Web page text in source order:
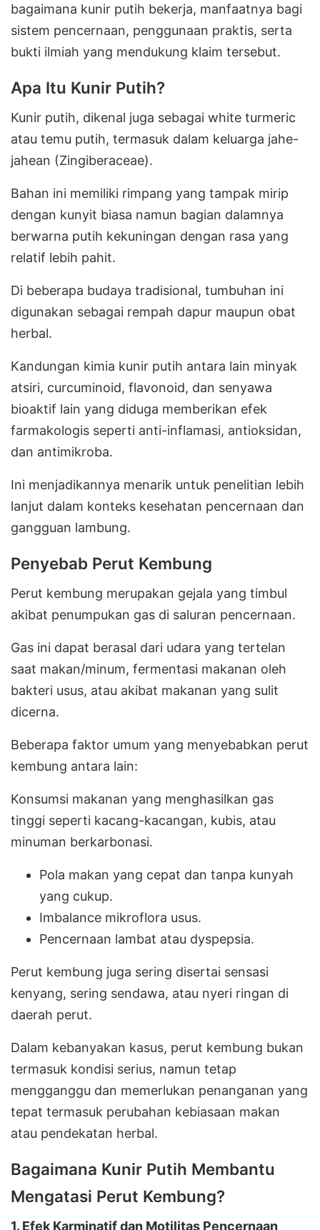
bagaimana kunir putih bekerja, manfaatnya bagi
sistem pencernaan, penggunaan praktis, serta
bukti ilmiah yang mendukung klaim tersebut.
Apa Itu Kunir Putih?
Kunir putih, dikenal juga sebagai white turmeric
atau temu putih, termasuk dalam keluarga jahe-
jahean (Zingiberaceae).
Bahan ini memiliki rimpang yang tampak mirip
dengan kunyit biasa namun bagian dalamnya
berwarna putih kekuningan dengan rasa yang
relatif lebih pahit.
Di beberapa budaya tradisional, tumbuhan ini
digunakan sebagai rempah dapur maupun obat
herbal.
Kandungan kimia kunir putih antara lain minyak
atsiri, curcuminoid, flavonoid, dan senyawa
bioaktif lain yang diduga memberikan efek
farmakologis seperti anti-inflamasi, antioksidan,
dan antimikroba.
Ini menjadikannya menarik untuk penelitian lebih
lanjut dalam konteks kesehatan pencernaan dan
gangguan lambung.
Penyebab Perut Kembung
Perut kembung merupakan gejala yang timbul
akibat penumpukan gas di saluran pencernaan.
Gas ini dapat berasal dari udara yang tertelan
saat makan/minum, fermentasi makanan oleh
bakteri usus, atau akibat makanan yang sulit
dicerna.
Beberapa faktor umum yang menyebabkan perut
kembung antara lain:
Konsumsi makanan yang menghasilkan gas
tinggi seperti kacang-kacangan, kubis, atau
minuman berkarbonasi.
Pola makan yang cepat dan tanpa kunyah
yang cukup.
Imbalance mikroflora usus.
Pencernaan lambat atau dyspepsia.
Perut kembung juga sering disertai sensasi
kenyang, sering sendawa, atau nyeri ringan di
daerah perut.
Dalam kebanyakan kasus, perut kembung bukan
termasuk kondisi serius, namun tetap
mengganggu dan memerlukan penanganan yang
tepat termasuk perubahan kebiasaan makan
atau pendekatan herbal.
Bagaimana Kunir Putih Membantu
Mengatasi Perut Kembung?
1. Efek Karminatif dan Motilitas Pencernaan